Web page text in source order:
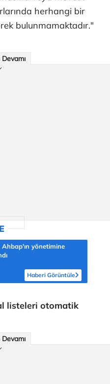
herhangi bir
bulunmamaktadır."
Ahbap'ın yönetimine
Haberi Görüntüle
listeleri otomatik